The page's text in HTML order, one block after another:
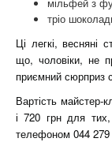
тріо
Ці легкі, весняні
що, чоловіки, не
приємний сюрприз
Вартість майстер-
і 720 грн для
телефоном 044 279